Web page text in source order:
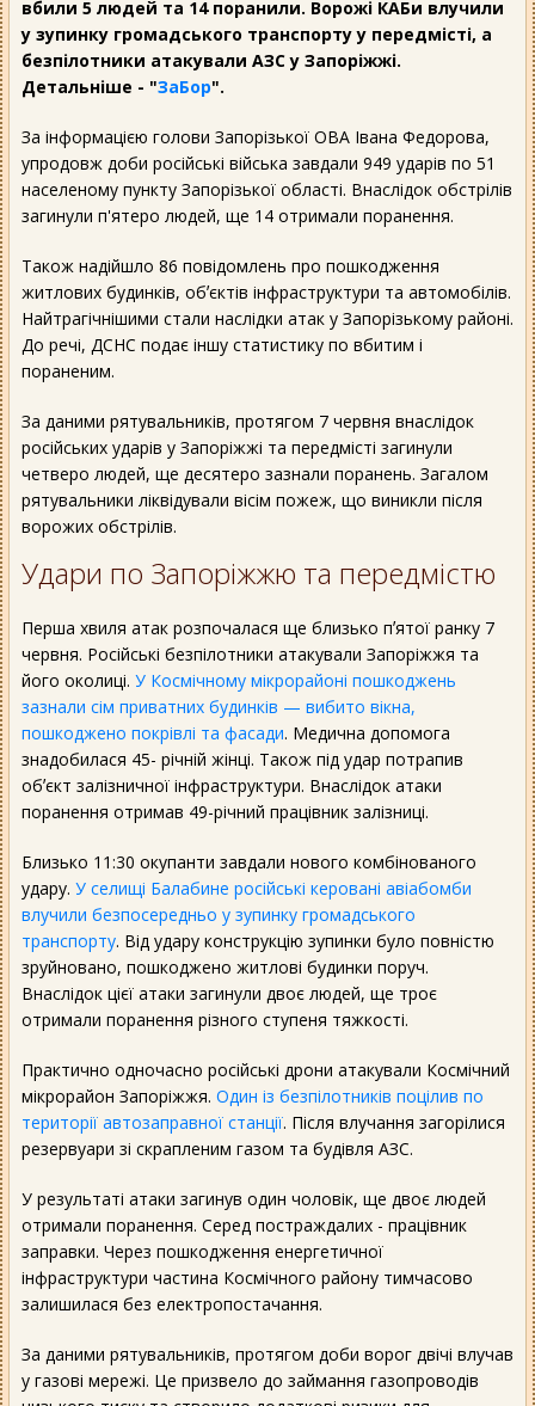
вбили 5 людей та 14 поранили. Ворожі КАБи влучили
у зупинку громадського транспорту у передмісті, а
безпілотники атакували АЗС у Запоріжжі.
Детальніше - "ЗаБор".
За інформацією голови Запорізької ОВА Івана Федорова,
упродовж доби російські війська завдали 949 ударів по 51
населеному пункту Запорізької області. Внаслідок обстрілів
загинули п'ятеро людей, ще 14 отримали поранення.
Також надійшло 86 повідомлень про пошкодження
житлових будинків, обʼєктів інфраструктури та автомобілів.
Найтрагічнішими стали наслідки атак у Запорізькому районі.
До речі, ДСНС подає іншу статистику по вбитим і
пораненим.
За даними рятувальників, протягом 7 червня внаслідок
російських ударів у Запоріжжі та передмісті загинули
четверо людей, ще десятеро зазнали поранень. Загалом
рятувальники ліквідували вісім пожеж, що виникли після
ворожих обстрілів.
Удари по Запоріжжю та передмістю
Перша хвиля атак розпочалася ще близько пʼятої ранку 7
червня. Російські безпілотники атакували Запоріжжя та
його околиці. У Космічному мікрорайоні пошкоджень
зазнали сім приватних будинків — вибито вікна,
пошкоджено покрівлі та фасади. Медична допомога
знадобилася 45- річній жінці. Також під удар потрапив
обʼєкт залізничної інфраструктури. Внаслідок атаки
поранення отримав 49-річний працівник залізниці.
Близько 11:30 окупанти завдали нового комбінованого
удару. У селищі Балабине російські керовані авіабомби
влучили безпосередньо у зупинку громадського
транспорту. Від удару конструкцію зупинки було повністю
зруйновано, пошкоджено житлові будинки поруч.
Внаслідок цієї атаки загинули двоє людей, ще троє
отримали поранення різного ступеня тяжкості.
Практично одночасно російські дрони атакували Космічний
мікрорайон Запоріжжя. Один із безпілотників поцілив по
території автозаправної станції. Після влучання загорілися
резервуари зі скрапленим газом та будівля АЗС.
У результаті атаки загинув один чоловік, ще двоє людей
отримали поранення. Серед постраждалих - працівник
заправки. Через пошкодження енергетичної
інфраструктури частина Космічного району тимчасово
залишилася без електропостачання.
За даними рятувальників, протягом доби ворог двічі влучав
у газові мережі. Це призвело до займання газопроводів